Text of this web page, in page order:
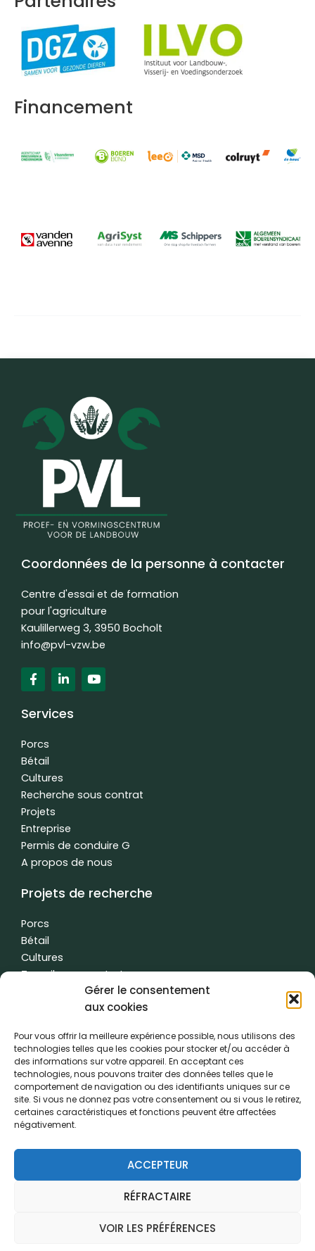
Gérer le consentement
aux cookies
Pour vous offrir la meilleure expérience possible, nous utilisons des
technologies telles que les cookies pour stocker et/ou accéder à
des informations sur votre appareil. En acceptant ces
technologies, nous pouvons traiter des données telles que le
comportement de navigation ou des identifiants uniques sur ce
site. Si vous ne donnez pas votre consentement ou si vous le retirez,
certaines caractéristiques et fonctions peuvent être affectées
négativement.
ACCEPTEUR
RÉFRACTAIRE
VOIR LES PRÉFÉRENCES
Financement
Coordonnées de la personne à contacter
Centre d'essai et de formation
pour l'agriculture
Kaulillerweg 3, 3950 Bocholt
info@pvl-vzw.be
F
a
c
e
b
o
k
f
L
i
n
k
e
i
n
Y
o
u
Services
Porcs
Bétail
Cultures
Recherche sous contrat
Projets
Entreprise
Permis de conduire G
A propos de nous
Projets de recherche
Porcs
Bétail
Cultures
Travail sous contrat
Conditions générales d'utilisation| Politique de confidentialité
avec
par temps de créativité
Le PVL a vu le jour grâce à la coopération de :